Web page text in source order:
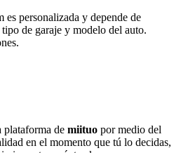
personalizada y depende de
de garaje y modelo del auto.
plataforma de miituo por medio del
en el momento que tú lo decidas,